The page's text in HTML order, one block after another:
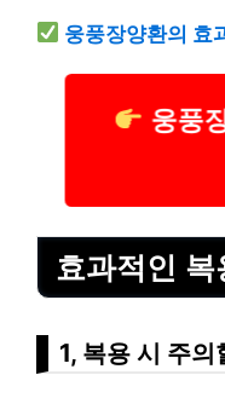
웅풍장양환의 효
웅풍
효과적인 복
1, 복용 시 주의